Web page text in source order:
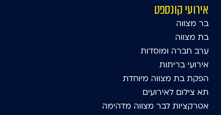
אירועי קונספט
בר מצווה
בת מצווה
ערב חברה ומוסדות
אירועי בריתות
הפקת בת מצווה מיוחדת
תא צילום לאירועים
אטרקציות לבר מצווה מדהימה